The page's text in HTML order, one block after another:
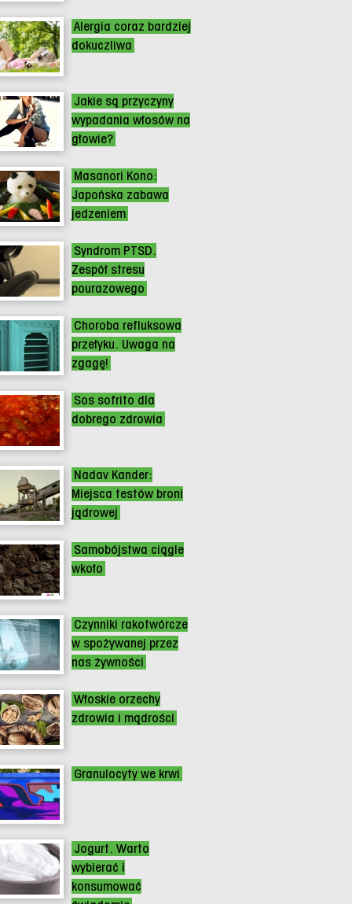
Alergia coraz bardziej
dokuczliwa
Jakie są przyczyny
wypadania włosów na
głowie?
Masanori Kono:
Japońska zabawa
jedzeniem
Syndrom PTSD.
Zespół stresu
pourazowego
Choroba refluksowa
przełyku. Uwaga na
zgagę!
Sos sofrito dla
dobrego zdrowia
Nadav Kander:
Miejsca testów broni
jądrowej
Samobójstwa ciągle
wkoło
Czynniki rakotwórcze
w spożywanej przez
nas żywności
Włoskie orzechy
zdrowia i mądrości
Granulocyty we krwi
Jogurt. Warto
wybierać i
konsumować